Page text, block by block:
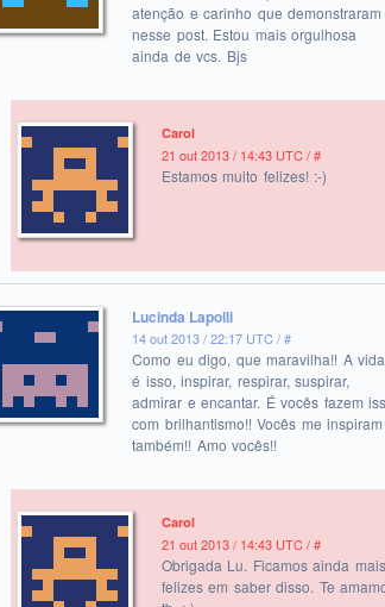
atenção e carinho que demonstraram
nesse post. Estou mais orgulhosa
ainda de vcs. Bjs
Carol
21 out 2013 / 14:43 UTC /#
Estamos muito felizes! :-)
Lucinda Lapolli
14 out 2013 / 22:17 UTC /#
Como eu digo, que maravilha!! A vida
é isso, inspirar, respirar, suspirar,
admirar e encantar. É vocês fazem
com brilhantismo!! Vocês me inspiram
também!! Amo vocês!!
Carol
21 out 2013 / 14:43 UTC /#
Obrigada Lu. Ficamos ainda mais
felizes em saber disso. Te